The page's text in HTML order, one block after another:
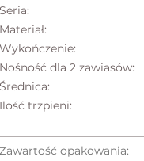
Seria:
Materiał:
Wykończenie:
Nośność dla 2 zawiasów:
Średnica:
Ilość trzpieni:
Zawartość opakowania: